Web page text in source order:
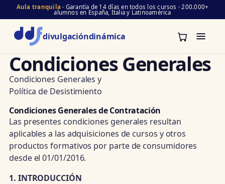
Aula tranquila · Garantía de 14 días en todos los cursos · 200.000+
alumnos en España, Italia y Latinoamérica
divulgacióndinámica
Condiciones Generales
Condiciones Generales y
Política de Desistimiento
Condiciones Generales de Contratación
Las presentes condiciones generales resultan
aplicables a las adquisiciones de cursos y otros
productos formativos por parte de consumidores
desde el 01/01/2016.
1. INTRODUCCIÓN